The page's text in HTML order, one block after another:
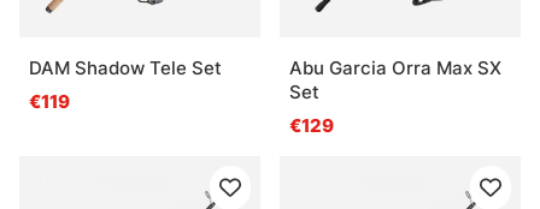
DAM Shadow Tele Set
€119
Abu Garcia Orra Max SX
Set
€129